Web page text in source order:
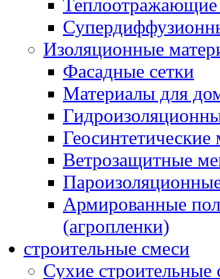
Теплоотражающие
Изоляционные
Фасадные сетки
Материалы для
Геосинтетические
Ветрозащитные
Армированные
(агропленки)
строительные смеси
Сухие строительные